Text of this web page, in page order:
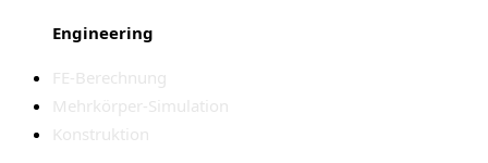
Engineering
FE-Berechnung
Mehrkörper-Simulation
Konstruktion